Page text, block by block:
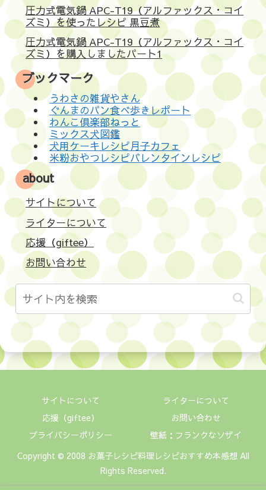
圧力式電気鍋 APC-T19（アルファックス・コイ
ズミ）を使ったレシピ 黒豆煮
圧力式電気鍋 APC-T19（アルファックス・コイ
ズミ）を購入しましたパート1
ブックマーク
うわさの雑貨やさん
ぐんまのパン食べ歩きレポート
わんこ倶楽部ねっと
ミックス犬図鑑
犬用ケーキレシピ月子カフェ
米粉おやつレシピバレンタインレシピ
about
サイトについて
ライターについて
応援（giftee）
お問い合わせ
サイトについて
ライターについて
応援（giftee）
お問い合わせ
プライバシーポリシー
壁紙：フランクなソザイ
Copyright © 2008 お菓子レシピ料理レシピおすすめ本感想 All
Rights Reserved.